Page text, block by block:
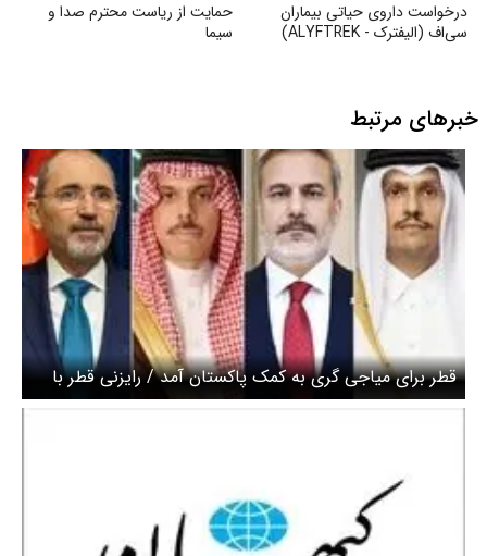
درخواست داروی حیاتی بیماران
سی‌اف (الیفترک - ALYFTREK)
حمایت از ریاست محترم صدا و
سیما
خبرهای مرتبط
قطر برای میاجی گری به کمک پاکستان آمد / رایزنی قطر با
عربستان،ترکیه و اردن برای به نتیجه رسیدن مذاکرات ایران و